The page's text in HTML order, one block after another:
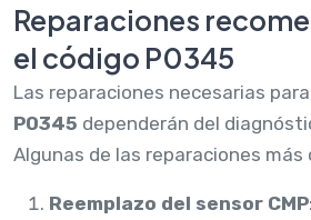
Reparaciones
el código P0345
Las reparaciones necesarias
P0345 dependerán del
Algunas de las reparaciones más
Reemplazo del sensor CMP